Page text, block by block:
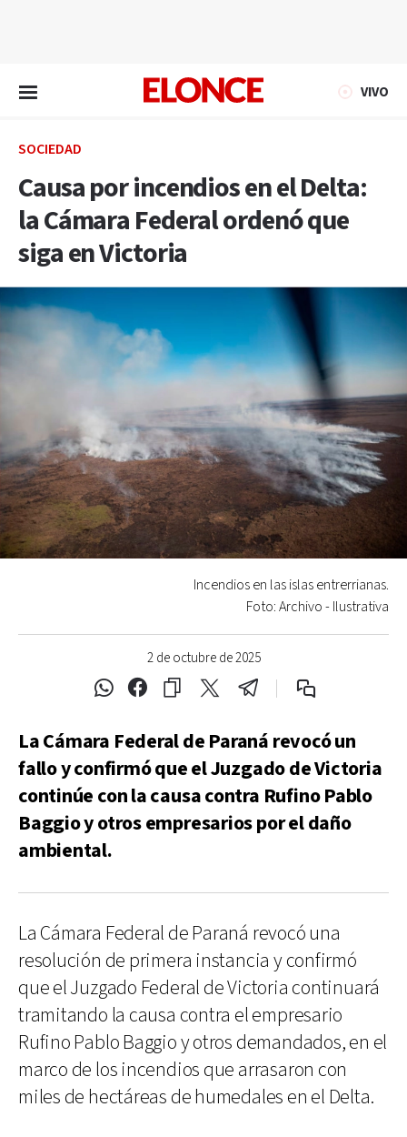
VIVO
SOCIEDAD
Causa por incendios en el Delta:
la Cámara Federal ordenó que
siga en Victoria
2 de octubre de 2025
Incendios en las islas entrerrianas.
Foto: Archivo - Ilustrativa
La Cámara Federal de Paraná revocó un
fallo y confirmó que el Juzgado de Victoria
continúe con la causa contra Rufino Pablo
Baggio y otros empresarios por el daño
ambiental.
La Cámara Federal de Paraná revocó una
resolución de primera instancia y confirmó
que el Juzgado Federal de Victoria continuará
tramitando la causa contra el empresario
Rufino Pablo Baggio y otros demandados, en el
marco de los incendios que arrasaron con
miles de hectáreas de humedales en el Delta.